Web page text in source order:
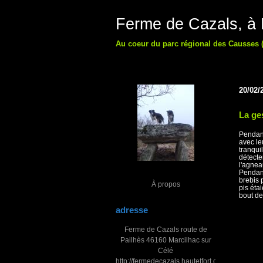
Ferme de Cazals,
Au coeur du parc régional des
À propos
adresse
Ferme de Cazals route de
Pailhès 46160 Marcilhac sur
Célé
http://fermedecazals.hautetfort.com
20/02/
La
avec
brebis
pis
bout